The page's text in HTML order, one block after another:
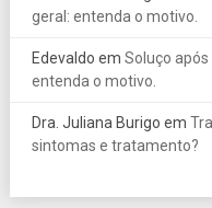
geral: entenda o motivo.
Edevaldo em Soluço
entenda o motivo.
Dra. Juliana Burigo em
sintomas e tratamento?